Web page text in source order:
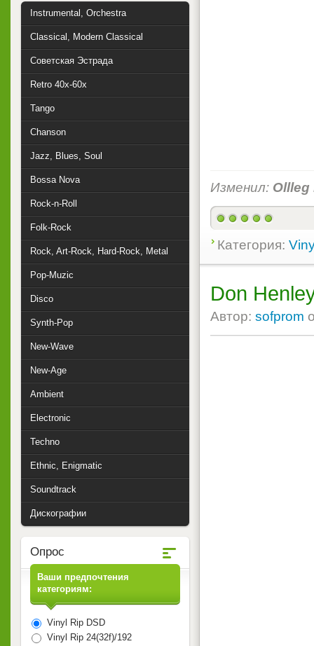
Изменил: Ollleg
Категория:
Don
Автор: sofprom
Instrumental, Orchestra
Classical, Modern Classical
Советская Эстрада
Retro 40x-60x
Tango
Chanson
Jazz, Blues, Soul
Bossa Nova
Rock-n-Roll
Folk-Rock
Rock, Art-Rock, Hard-Rock, Metal
Pop-Muzic
Disco
Synth-Pop
New-Wave
New-Age
Ambient
Electronic
Techno
Ethnic, Enigmatic
Soundtrack
Дискографии
Опрос
Ваши предпочтения
категориям:
Vinyl Rip DSD
Vinyl Rip 24(32f)/192